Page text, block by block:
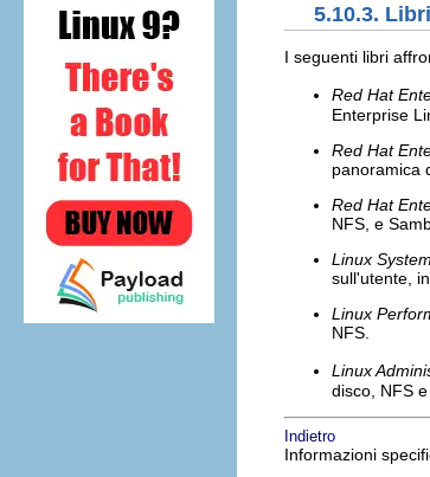
5.10.3.
I seguenti libri
Red Hat
Enterprise
Red Hat
panoramica
Red Hat
NFS, e
Linux
sull'utente,
Linux
NFS.
Linux
disco, NFS e
Indietro
Informazioni